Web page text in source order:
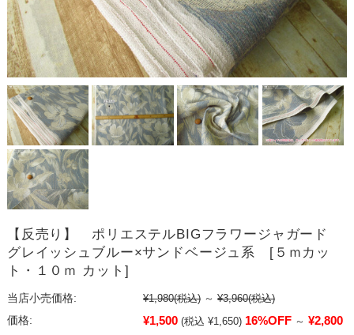
【反売り】 ポリエステルBIGフラワージャガード
グレイッシュブルー×サンドベージュ系 [５ｍカッ
ト・１０ｍ カット]
当店小売価格: ¥1,980(税込) ～ ¥3,960(税込)
価格:
¥1,500 (税込 ¥1,650) 16%OFF ～ ¥2,800